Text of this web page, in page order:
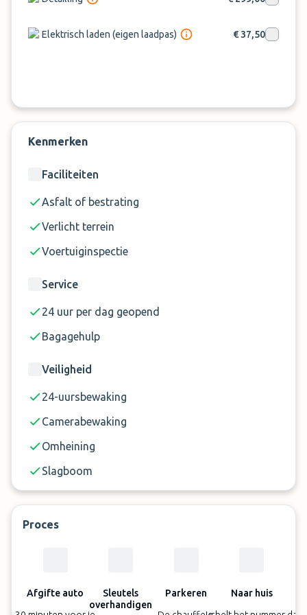
Elektrisch laden (eigen laadpas) € 37,50
Kenmerken
Faciliteiten
Asfalt of bestrating
Verlicht terrein
Voertuiginspectie
Service
24 uur per dag geopend
Bagagehulp
Veiligheid
24-uursbewaking
Camerabewaking
Omheining
Slagboom
Proces
Afgifte auto
Sleutels
overhandigen
Parkeren
Naar huis